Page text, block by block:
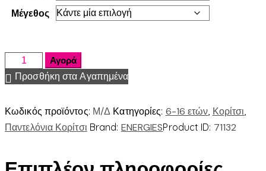
Μέγεθος
Αγορά
Προσθήκη στα Αγαπημένα
Κωδικός προϊόντος: Μ/Δ Κατηγορίες: 6-16 ετών, Κορίτσι,
Παντελόνια Κορίτσι Brand: ENERGIESProduct ID: 71132